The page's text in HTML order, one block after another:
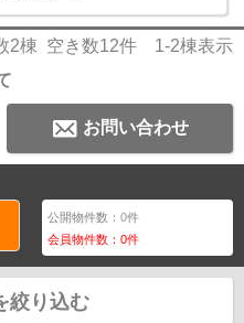
2棟 空き数12件 1-2棟表示
お問い合わせ
公開物件数：0件
会員物件数：0件
絞り込む